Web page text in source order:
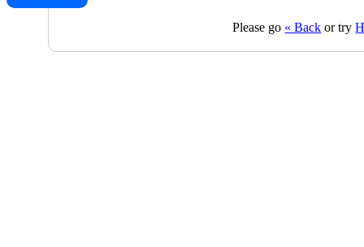
Please go « Back or try